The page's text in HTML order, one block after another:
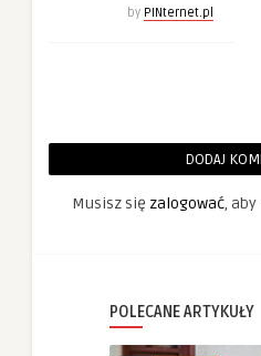
by PINternet.pl
DODAJ
Musisz się zalogować,
POLECANE ARTYKUŁY